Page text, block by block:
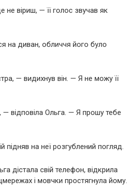
віриш, — її голос звучав як
на диван, обличчя його було
— видихнув він. — Я не можу її
— відповіла Ольга. — Я прошу тебе
на неї розгублений погляд.
дістала свій телефон, відкрила
і мовчки простягнула йому.